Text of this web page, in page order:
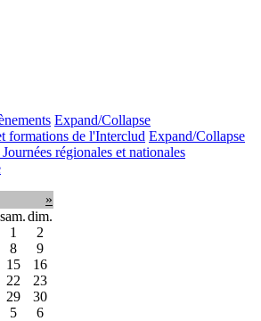
Expand/Collapse
formations de l'Interclud Expand/Collapse
régionales et nationales
»
sam.dim.
1
2
8
9
15
16
22
23
29
30
5 6